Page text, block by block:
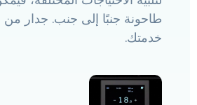
طاحونة جنبًا إلى جنب. جدار من
خدمتك.